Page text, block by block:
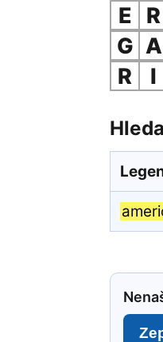
E R
G A
R
I